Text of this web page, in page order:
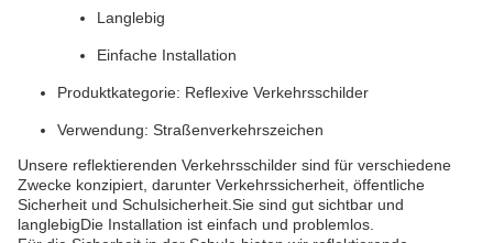
Langlebig
Einfache Installation
Produktkategorie: Reflexive Verkehrsschilder
Verwendung: Straßenverkehrszeichen
Unsere reflektierenden Verkehrsschilder sind für verschiedene
Zwecke konzipiert, darunter Verkehrssicherheit, öffentliche
Sicherheit und Schulsicherheit.Sie sind gut sichtbar und
langlebigDie Installation ist einfach und problemlos.